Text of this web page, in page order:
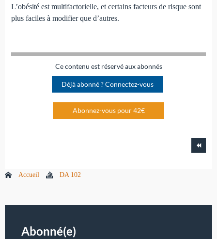
L’obésité est multifactorielle, et certains facteurs de risque sont
plus faciles à modifier que d’autres.
Ce contenu est réservé aux abonnés
Déjà abonné ? Connectez-vous
Abonnez-vous pour 42€
Accueil DA 102
Abonné(e)